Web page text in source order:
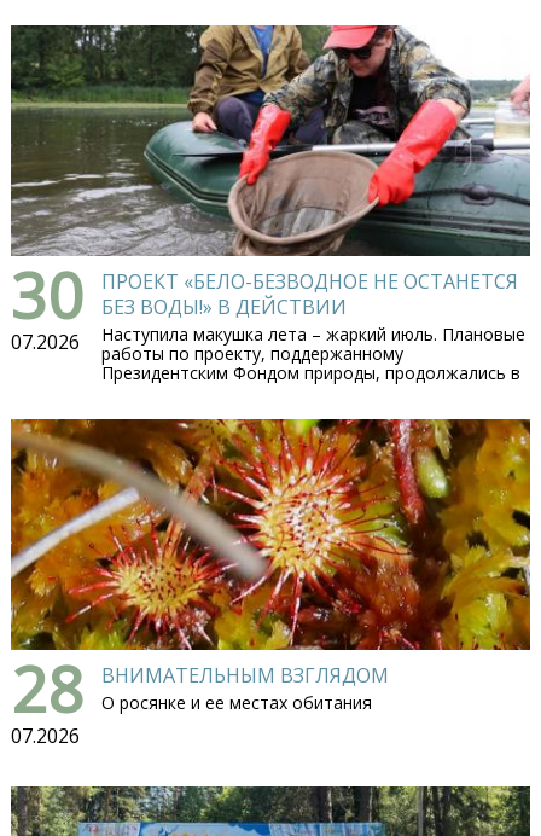
30
07.2026
ПРОЕКТ «БЕЛО-БЕЗВОДНОЕ НЕ ОСТАНЕТСЯ
БЕЗ ВОДЫ!» В ДЕЙСТВИИ
Наступила макушка лета – жаркий июль. Плановые
работы по проекту, поддержанному
Президентским Фондом природы, продолжались в
28
07.2026
ВНИМАТЕЛЬНЫМ ВЗГЛЯДОМ
О росянке и ее местах обитания